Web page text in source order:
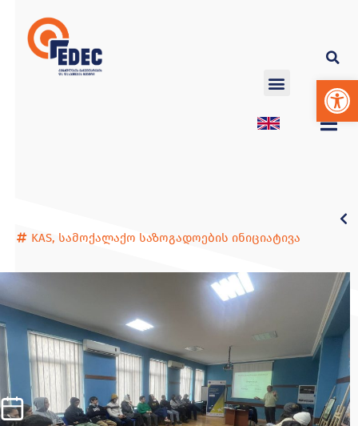
KAS, სამოქალაქო საზოგადოების ინიციატივა